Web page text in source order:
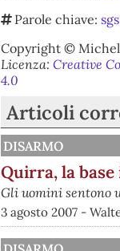
Parole chiave:sgs
Copyright ©
Licenza: Creative
4.0
Articoli
DISARMO
Quirra, la
Gli uomini sentono
3 agosto 2007 -